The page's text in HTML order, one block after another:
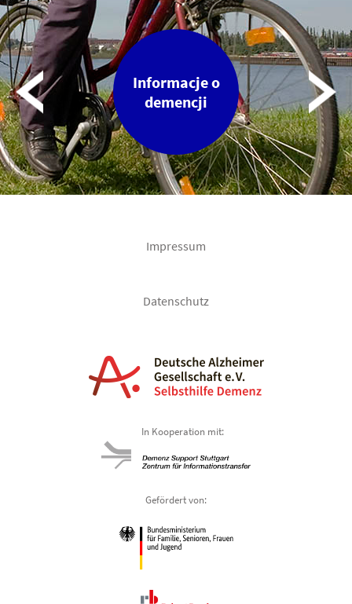
Informacje o
demencji
Impressum
Datenschutz
In Kooperation mit:
Gefördert von: